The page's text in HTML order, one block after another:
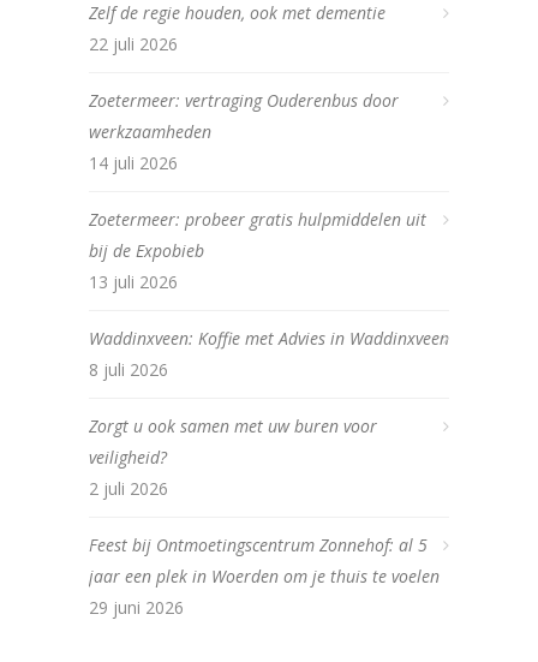
Zelf de regie houden, ook met dementie
22 juli 2026
Zoetermeer: vertraging Ouderenbus door
werkzaamheden
14 juli 2026
Zoetermeer: probeer gratis hulpmiddelen uit
bij de Expobieb
13 juli 2026
Waddinxveen: Koffie met Advies in Waddinxveen
8 juli 2026
Zorgt u ook samen met uw buren voor
veiligheid?
2 juli 2026
Feest bij Ontmoetingscentrum Zonnehof: al 5
jaar een plek in Woerden om je thuis te voelen
29 juni 2026